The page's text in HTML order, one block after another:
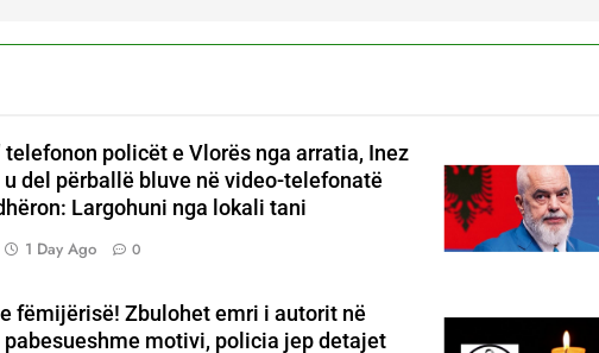
telefonon policët e Vlorës nga arratia, Inez
del përballë bluve në video-telefonatë
Largohuni nga lokali tani
1 Day Ago 0
fëmijërisë! Zbulohet emri i autorit në
pabesueshme motivi, policia jep detajet